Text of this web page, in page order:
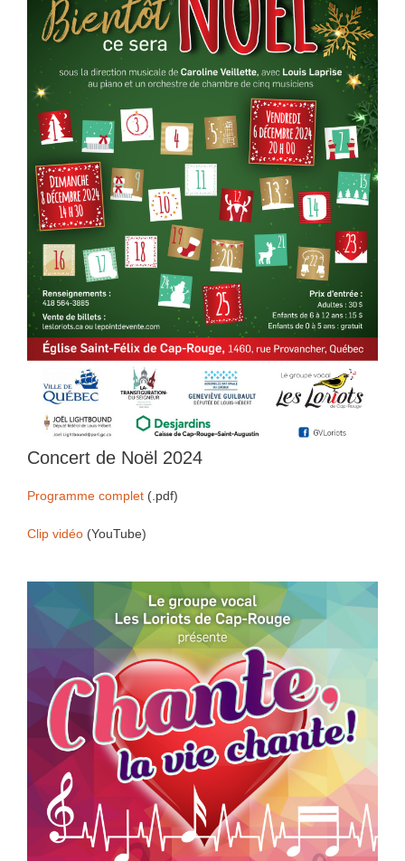
Concert de Noël 2024
Programme complet (.pdf)
Clip vidéo (YouTube)